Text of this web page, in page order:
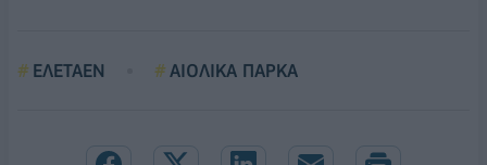
ΕΛΕΤΑΕΝ ΑΙΟΛΙΚΑ ΠΑΡΚΑ